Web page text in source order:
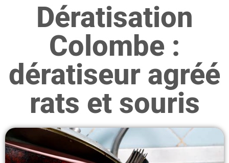
Dératisation
Colombe :
dératiseur agréé
rats et souris